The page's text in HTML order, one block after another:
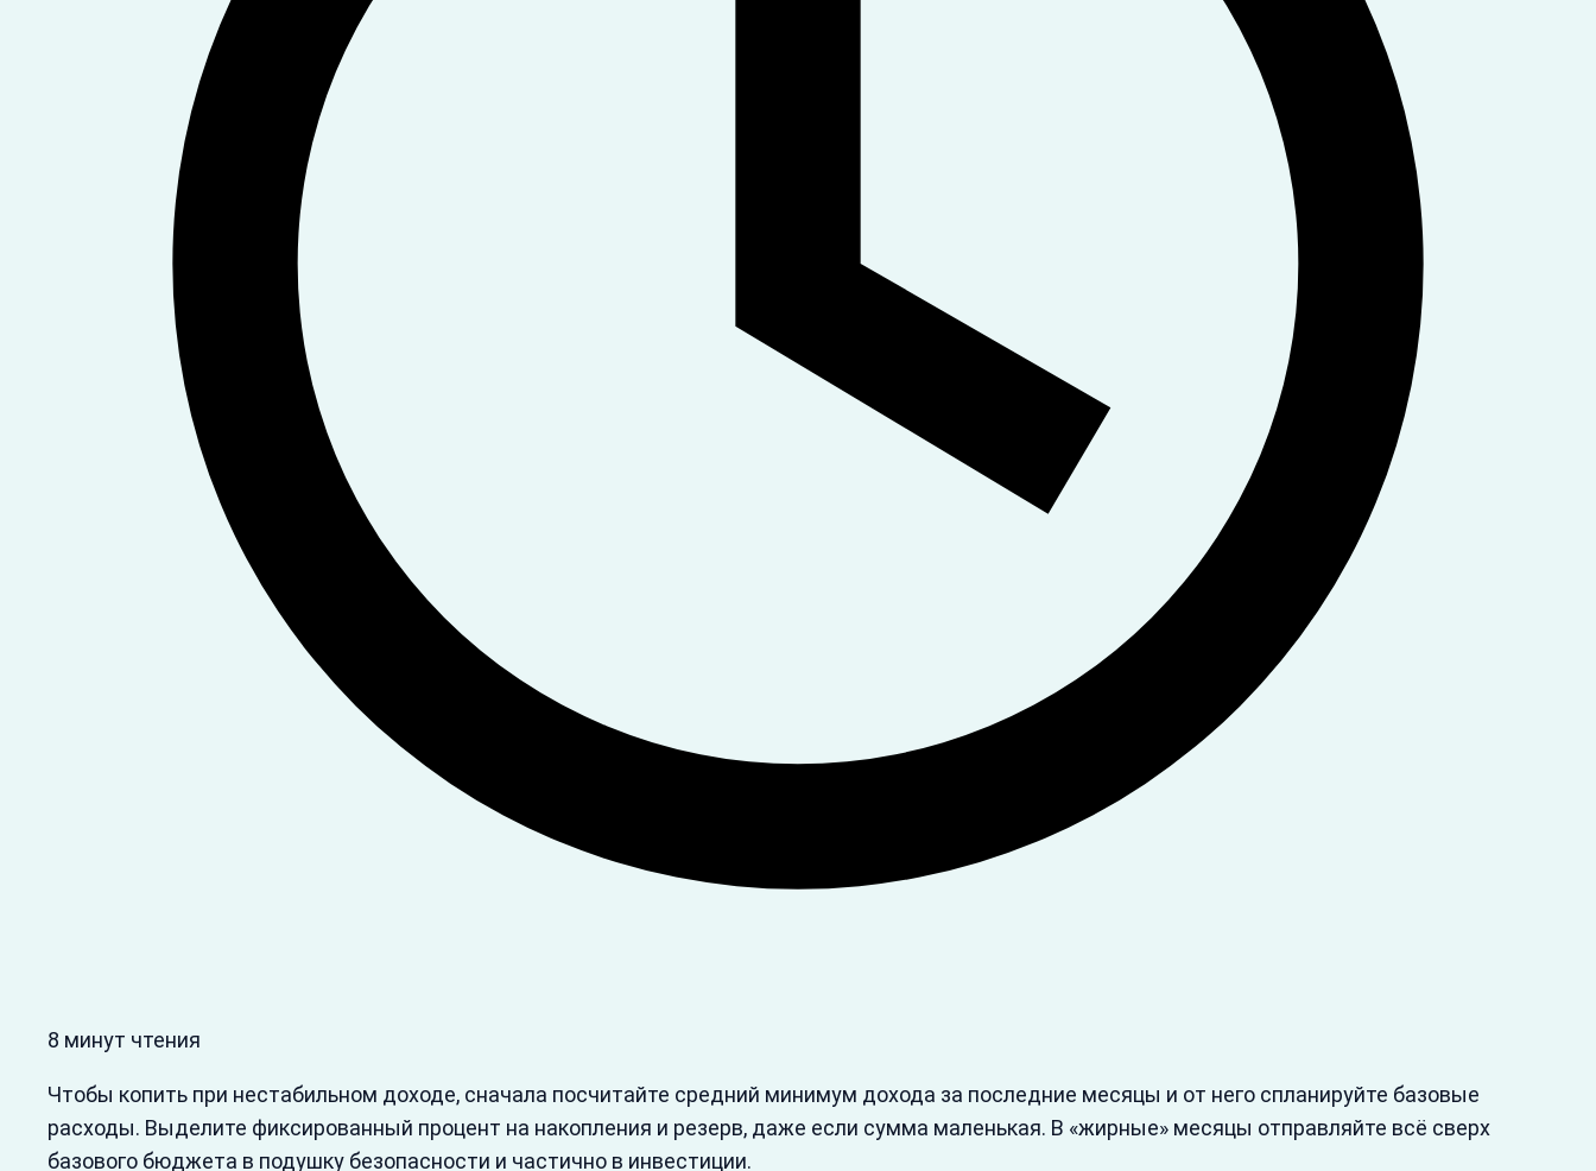
8 минут чтения
Чтобы копить при нестабильном доходе, сначала посчитайте средний минимум дохода за последние месяцы и от него спланируйте базовые
расходы. Выделите фиксированный процент на накопления и резерв, даже если сумма маленькая. В «жирные» месяцы отправляйте всё сверх
базового бюджета в подушку безопасности и частично в инвестиции.